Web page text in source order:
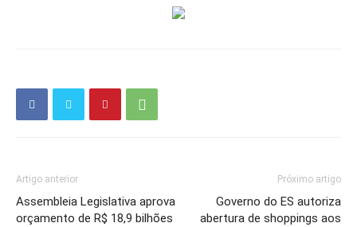
Artigo anterior
Assembleia Legislativa aprova
orçamento de R$ 18,9 bilhões
Próximo artigo
Governo do ES autoriza
abertura de shoppings aos